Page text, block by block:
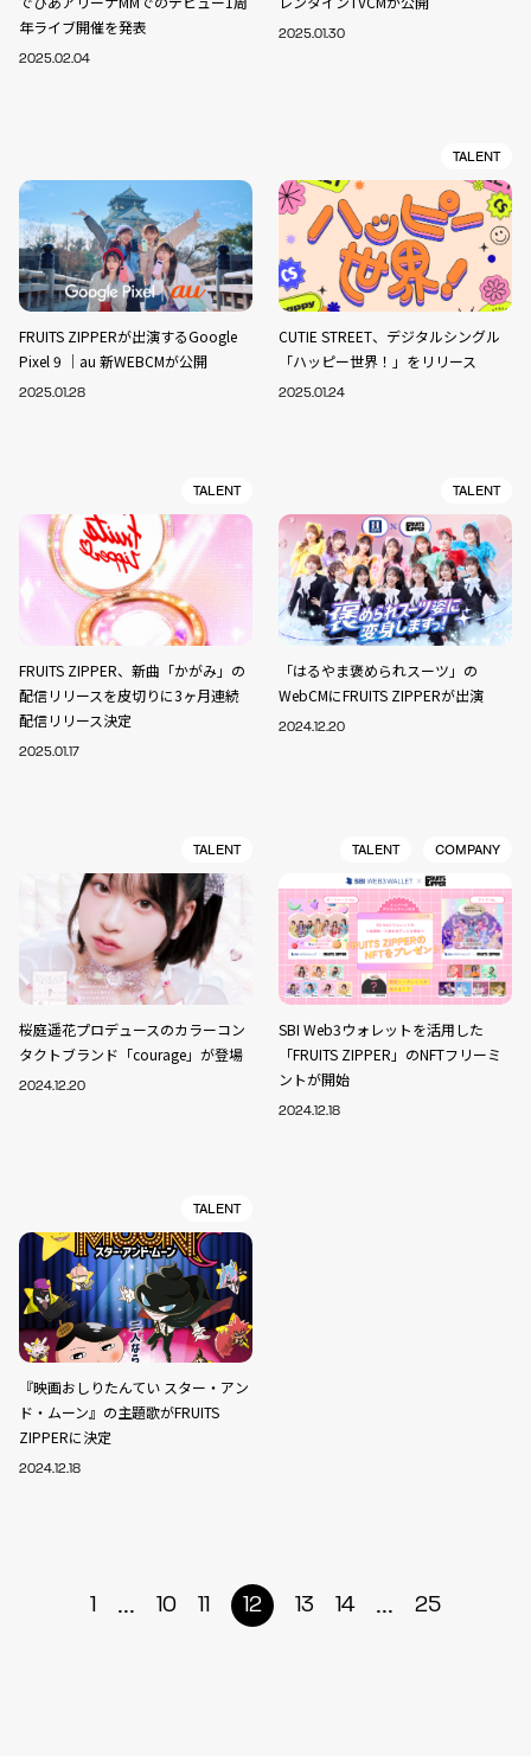
年ライブ開催を発表
2025.02.04
2025.01.30
FRUITS ZIPPERが出演するGoogle
Pixel 9 ｜au 新WEBCMが公開
2025.01.28
TALENT
CUTIE STREET、デジタルシングル
「ハッピー世界！」をリリース
2025.01.24
TALENT
FRUITS ZIPPER、新曲「かがみ」の
配信リリースを皮切りに3ヶ月連続
配信リリース決定
2025.01.17
TALENT
「はるやま褒められスーツ」の
WebCMにFRUITS ZIPPERが出演
2024.12.20
TALENT
桜庭遥花プロデュースのカラーコン
タクトブランド「courage」が登場
2024.12.20
TALENT COMPANY
SBI Web3ウォレットを活用した
「FRUITS ZIPPER」のNFTフリーミ
ントが開始
2024.12.18
TALENT
『映画おしりたんてい スター・アン
ド・ムーン』の主題歌がFRUITS
ZIPPERに決定
2024.12.18
1 ... 10 11 12 13 14 ... 25